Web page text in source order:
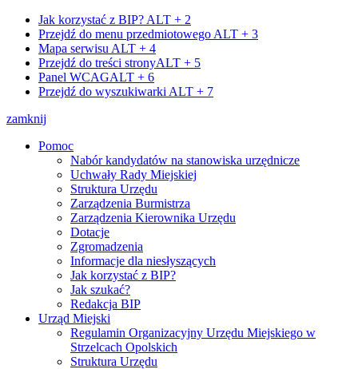
Jak korzystać z BIP? ALT + 2
Przejdź do menu przedmiotowego ALT + 3
Mapa serwisu ALT + 4
Przejdź do treści stronyALT + 5
Panel WCAGALT + 6
Przejdź do wyszukiwarki ALT + 7
zamknij
Pomoc
Nabór kandydatów na stanowiska urzędnicze
Uchwały Rady Miejskiej
Struktura Urzędu
Zarządzenia Burmistrza
Zarządzenia Kierownika Urzędu
Dotacje
Zgromadzenia
Informacje dla niesłyszących
Jak korzystać z BIP?
Jak szukać?
Redakcja BIP
Urząd Miejski
Regulamin Organizacyjny Urzędu Miejskiego w
Strzelcach Opolskich
Struktura Urzędu